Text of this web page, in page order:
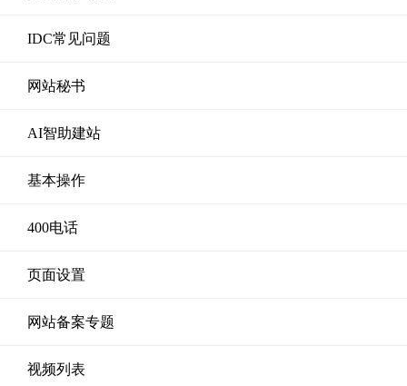
IDC常见问题
网站秘书
AI智助建站
基本操作
400电话
页面设置
网站备案专题
视频列表